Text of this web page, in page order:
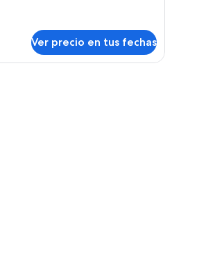
Ver precio en tus fechas